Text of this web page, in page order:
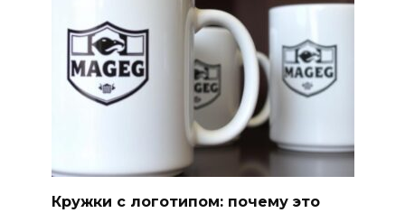
Кружки с логотипом: почему это